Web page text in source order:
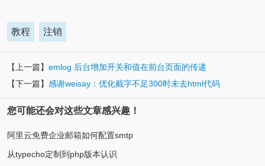
教程 注销
【上一篇】 emlog 后台增加开关和值在前台页面的传递
【下一篇】 感谢weisay：优化截字不足300时未去html代码
您可能还会对这些文章感兴趣！
阿里云免费企业邮箱如何配置smtp
从typecho定制到php版本认识